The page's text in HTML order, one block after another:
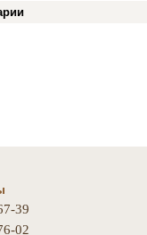
39
02